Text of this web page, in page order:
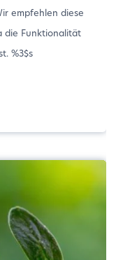
empfehlen diese
die Funktionalität
%3$s